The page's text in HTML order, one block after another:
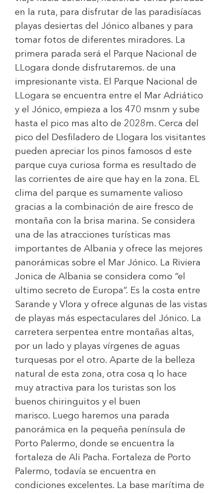
en la ruta, para disfrutar de las paradisíacas
playas desiertas del Jónico albanes y para
tomar fotos de diferentes miradores. La
primera parada será el Parque Nacional de
LLogara donde disfrutaremos. de una
impresionante vista. El Parque Nacional de
LLogara se encuentra entre el Mar Adriático
y el Jónico, empieza a los 470 msnm y sube
hasta el pico mas alto de 2028m. Cerca del
pico del Desfiladero de Llogara los visitantes
pueden apreciar los pinos famosos d este
parque cuya curiosa forma es resultado de
las corrientes de aire que hay en la zona. EL
clima del parque es sumamente valioso
gracias a la combinación de aire fresco de
montaña con la brisa marina. Se considera
una de las atracciones turísticas mas
importantes de Albania y ofrece las mejores
panorámicas sobre el Mar Jónico. La Riviera
Jonica de Albania se considera como “el
ultimo secreto de Europa”. Es la costa entre
Sarande y Vlora y ofrece algunas de las vistas
de playas más espectaculares del Jónico. La
carretera serpentea entre montañas altas,
por un lado y playas vírgenes de aguas
turquesas por el otro. Aparte de la belleza
natural de esta zona, otra cosa q lo hace
muy atractiva para los turistas son los
buenos chiringuitos y el buen
marisco. Luego haremos una parada
panorámica en la pequeña península de
Porto Palermo, donde se encuentra la
fortaleza de Ali Pacha. Fortaleza de Porto
Palermo, todavía se encuentra en
condiciones excelentes. La base marítima de